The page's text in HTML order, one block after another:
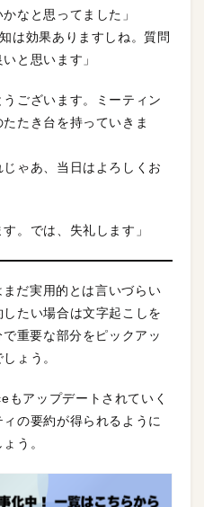
なと思ってました」
は効果ありますしね。質問
と思います」
うございます。ミーティン
たき台を持っていきま
じゃあ、当日はよろしくお
。では、失礼します」
だ実用的とは言いづらい
たい場合は文字起こしを
重要な部分をピックアッ
ょう。
アップデートされていく
の要約が得られるように
う。